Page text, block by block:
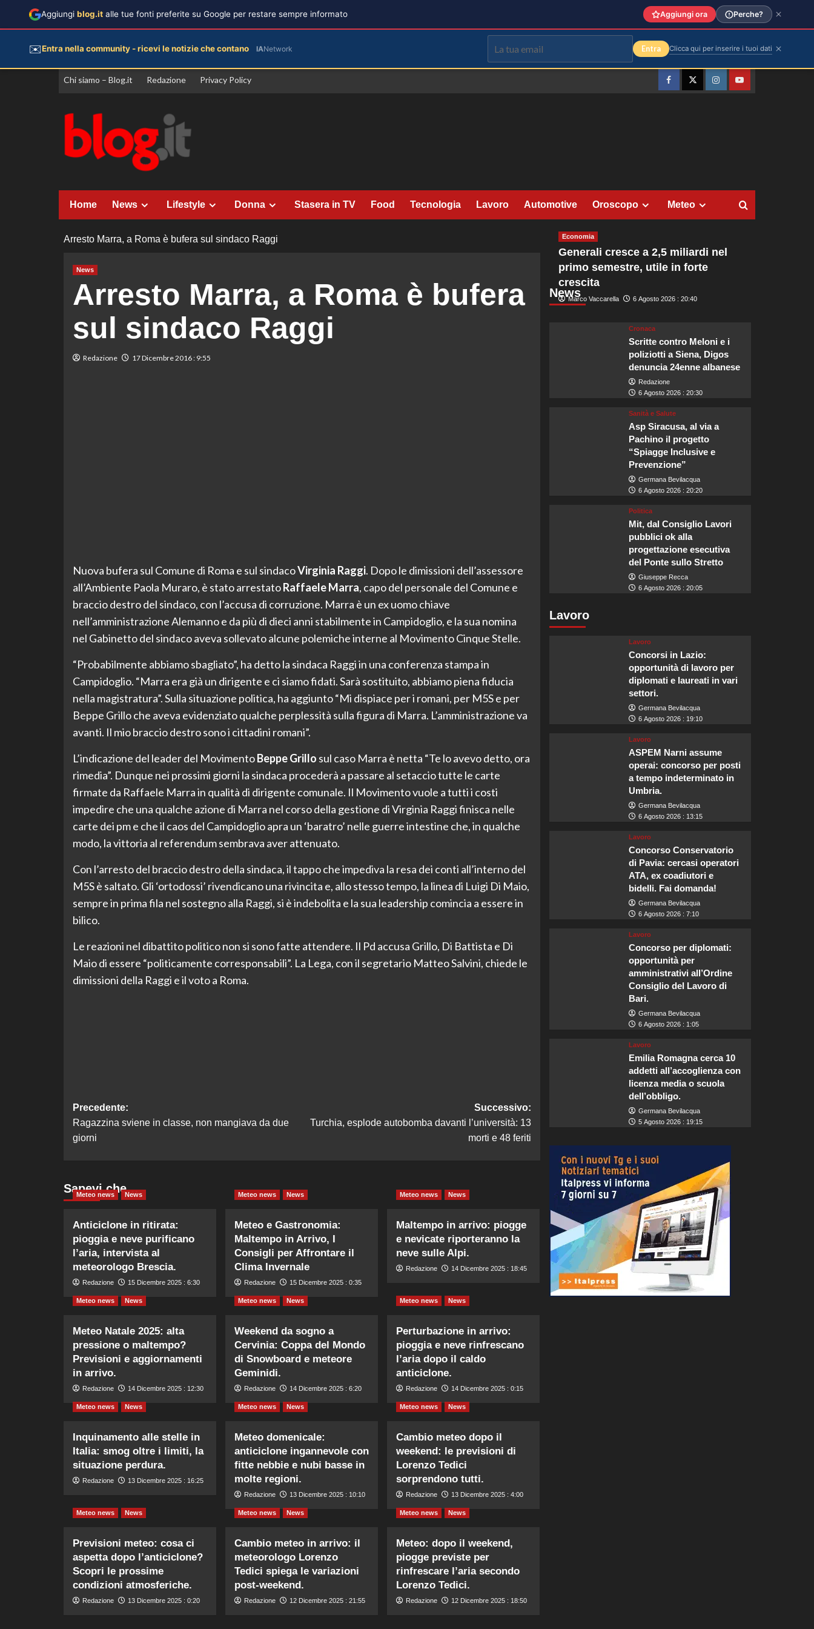
Vai
Chi siamo – Blog.it Redazione Privacy Policy
FacebookTwitterInstagramYouTube
Home News Lifestyle Donna Stasera in TV Food Tecnologia Lavoro Automotive Oroscopo Meteo
Arresto Marra, a Roma è bufera sul sindaco Raggi
News
Arresto Marra, a Roma è bufera
sul sindaco Raggi
Redazione 17 Dicembre 2016 : 9:55
Nuova bufera sul Comune di Roma e sul sindacoVirginia Raggi. Dopo le dimissioni dell’assessore
all’Ambiente Paola Muraro, è stato arrestatoRaffaele Marra, capo del personale del Comune e
braccio destro del sindaco, con l’accusa di corruzione. Marra è un ex uomo chiave
nell’amministrazione Alemanno e da più di dieci anni stabilmente in Campidoglio, e la sua nomina
nel Gabinetto del sindaco aveva sollevato alcune polemiche interne al Movimento Cinque Stelle.
“Probabilmente abbiamo sbagliato”, ha detto la sindaca Raggi in una conferenza stampa in
Campidoglio. “Marra era già un dirigente e ci siamo fidati. Sarà sostituito, abbiamo piena fiducia
nella magistratura”. Sulla situazione politica, ha aggiunto “Mi dispiace per i romani, per M5S e per
Beppe Grillo che aveva evidenziato qualche perplessità sulla figura di Marra. L’amministrazione va
avanti. Il mio braccio destro sono i cittadini romani”.
L’indicazione del leader del MovimentoBeppe Grillo sul caso Marra è netta “Te lo avevo detto, ora
rimedia”. Dunque nei prossimi giorni la sindaca procederà a passare al setaccio tutte le carte
firmate da Raffaele Marra in qualità di dirigente comunale. Il Movimento vuole a tutti i costi
impedire che una qualche azione di Marra nel corso della gestione di Virginia Raggi finisca nelle
carte dei pm e che il caos del Campidoglio apra un ‘baratro’ nelle guerre intestine che, in qualche
modo, la vittoria al referendum sembrava aver attenuato.
Con l’arresto del braccio destro della sindaca, il tappo che impediva la resa dei conti all’interno del
M5S è saltato. Gli ‘ortodossi’ rivendicano una rivincita e, allo stesso tempo, la linea di Luigi Di Maio,
sempre in prima fila nel sostegno alla Raggi, si è indebolita e la sua leadership comincia a essere in
bilico.
Le reazioni nel dibattito politico non si sono fatte attendere. Il Pd accusa Grillo, Di Battista e Di
Maio di essere “politicamente corresponsabili”. La Lega, con il segretario Matteo Salvini, chiede le
dimissioni della Raggi e il voto a Roma.
Navigazione
articolo
Precedente:
Ragazzina sviene in classe, non mangiava da due
giorni
Successivo:
Turchia, esplode autobomba davanti l’università: 13
morti e 48 feriti
Sapevi che…
Meteo news News
Anticiclone in ritirata:
pioggia e neve purificano
l’aria, intervista al
meteorologo Brescia.
Redazione 15 Dicembre 2025 : 6:30
Meteo news News
Meteo e Gastronomia:
Maltempo in Arrivo, I
Consigli per Affrontare il
Clima Invernale
Redazione 15 Dicembre 2025 : 0:35
Meteo news News
Maltempo in arrivo: piogge
e nevicate riporteranno la
neve sulle Alpi.
Redazione 14 Dicembre 2025 : 18:45
Meteo news News
Meteo Natale 2025: alta
pressione o maltempo?
Previsioni e aggiornamenti
in arrivo.
Redazione 14 Dicembre 2025 : 12:30
Meteo news News
Weekend da sogno a
Cervinia: Coppa del Mondo
di Snowboard e meteore
Geminidi.
Redazione 14 Dicembre 2025 : 6:20
Meteo news News
Perturbazione in arrivo:
pioggia e neve rinfrescano
l’aria dopo il caldo
anticiclone.
Redazione 14 Dicembre 2025 : 0:15
Meteo news News
Inquinamento alle stelle in
Italia: smog oltre i limiti, la
situazione perdura.
Redazione 13 Dicembre 2025 : 16:25
Meteo news News
Meteo domenicale:
anticiclone ingannevole con
fitte nebbie e nubi basse in
molte regioni.
Redazione 13 Dicembre 2025 : 10:10
Meteo news News
Cambio meteo dopo il
weekend: le previsioni di
Lorenzo Tedici
sorprendono tutti.
Redazione 13 Dicembre 2025 : 4:00
Meteo news News
Previsioni meteo: cosa ci
aspetta dopo l’anticiclone?
Scopri le prossime
condizioni atmosferiche.
Redazione 13 Dicembre 2025 : 0:20
Meteo news News
Cambio meteo in arrivo: il
meteorologo Lorenzo
Tedici spiega le variazioni
post-weekend.
Redazione 12 Dicembre 2025 : 21:55
Meteo news News
Meteo: dopo il weekend,
piogge previste per
rinfrescare l’aria secondo
Lorenzo Tedici.
Redazione 12 Dicembre 2025 : 18:50
News
Economia
Generali cresce a 2,5 miliardi nel
primo semestre, utile in forte
crescita
Marco Vaccarella 6 Agosto 2026 : 20:40
Cronaca
Scritte contro Meloni e i
poliziotti a Siena, Digos
denuncia 24enne albanese
Redazione
6 Agosto 2026 : 20:30
Sanità e Salute
Asp Siracusa, al via a
Pachino il progetto
“Spiagge Inclusive e
Prevenzione”
Germana Bevilacqua
6 Agosto 2026 : 20:20
Politica
Mit, dal Consiglio Lavori
pubblici ok alla
progettazione esecutiva
del Ponte sullo Stretto
Giuseppe Recca
6 Agosto 2026 : 20:05
Lavoro
Lavoro
Concorsi in Lazio:
opportunità di lavoro per
diplomati e laureati in vari
settori.
Germana Bevilacqua
6 Agosto 2026 : 19:10
Lavoro
ASPEM Narni assume
operai: concorso per posti
a tempo indeterminato in
Umbria.
Germana Bevilacqua
6 Agosto 2026 : 13:15
Lavoro
Concorso Conservatorio
di Pavia: cercasi operatori
ATA, ex coadiutori e
bidelli. Fai domanda!
Germana Bevilacqua
6 Agosto 2026 : 7:10
Lavoro
Concorso per diplomati:
opportunità per
amministrativi all’Ordine
Consiglio del Lavoro di
Bari.
Germana Bevilacqua
6 Agosto 2026 : 1:05
Lavoro
Emilia Romagna cerca 10
addetti all’accoglienza con
licenza media o scuola
dell’obbligo.
Germana Bevilacqua
5 Agosto 2026 : 19:15
Aggiungi blog.it alle tue fonti preferite su Google per restare sempre informato Aggiungi ora Perche?
✉️Entra nella community - ricevi le notizie che contano IANetwork Entra Clicca qui per inserire i tuoi dati